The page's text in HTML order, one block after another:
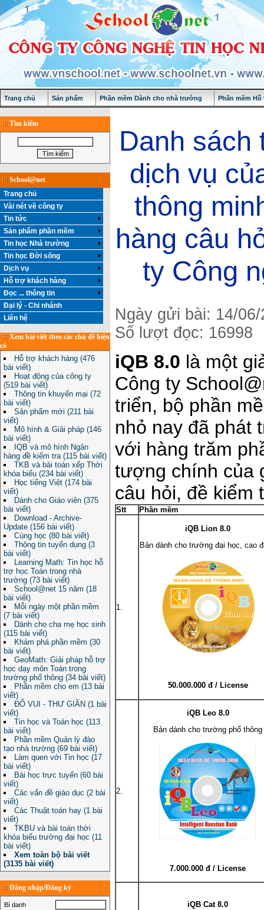
Trang chủ Sản phẩm Phần mềm Dành cho nhà trường Phần mềm
Tìm kiếm
School@net
Trang chủ
Vài nét về công ty
Tin tức
Sản phẩm phần mềm
Tin học Nhà trường
Tin học Đời sống
Dịch vụ
Hỗ trợ khách hàng
Đọc ... thông tin
Đại lý - Chi nhánh
Liên hệ
Xem bài viết theo các chủ đề hiện
có
Hỗ trợ khách hàng (476
bài viết)
Hoạt động của công ty
(519 bài viết)
Thông tin khuyến mại (72
bài viết)
Sản phẩm mới (211 bài
viết)
Mô hình & Giải pháp (146
bài viết)
IQB và mô hình Ngân
hàng đề kiểm tra (115 bài viết)
TKB và bài toán xếp Thời
khóa biểu (234 bài viết)
Học tiếng Việt (174 bài
viết)
Dành cho Giáo viên (375
bài viết)
Download - Archive-
Update (156 bài viết)
Cùng học (80 bài viết)
Thông tin tuyển dụng (3
bài viết)
Learning Math: Tin học hỗ
trợ học Toán trong nhà
trường (73 bài viết)
School@net 15 năm (18
bài viết)
Mỗi ngày một phần mềm
(7 bài viết)
Dành cho cha mẹ học sinh
(115 bài viết)
Khám phá phần mềm (30
bài viết)
GeoMath: Giải pháp hỗ trợ
học dạy môn Toán trong
trường phổ thông (34 bài viết)
Phần mềm cho em (13 bài
viết)
ĐỐ VUI - THƯ GIÃN (1 bài
viết)
Tin học và Toán học (113
bài viết)
Phần mềm Quản lý đào
tạo nhà trường (69 bài viết)
Làm quen với Tin học (17
bài viết)
Bài học trực tuyến (60 bài
viết)
Các vấn đề giáo dục (2 bài
viết)
Các Thuật toán hay (1 bài
viết)
TKBU và bài toán thời
khóa biểu trường đại học (11
bài viết)
Xem toàn bộ bài viết
(3135 bài viết)
Đăng nhập/Đăng ký
Bí danh
Danh sách
dịch vụ
thông
hàng câu
ty Công
Ngày gửi bài: 14/06/
Số lượt đọc: 16998
iQB 8.0 là một
Công ty
triển, bộ phần
nhỏ nay đã phát
với hàng trăm
tượng chính của
câu hỏi, đề kiểm
Stt Phần mềm
1.
iQB Lion 8.0
Bản dành cho trường đại học, cao
50.000.000 đ / License
2.
iQB Leo 8.0
Bản dành cho trường phổ thông
7.000.000 đ / License
iQB Cat 8.0